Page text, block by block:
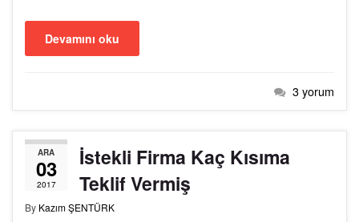
Devamını oku
3 yorum
ARA
03
2017
İstekli Firma Kaç Kısıma
Teklif Vermiş
By Kazım ŞENTÜRK